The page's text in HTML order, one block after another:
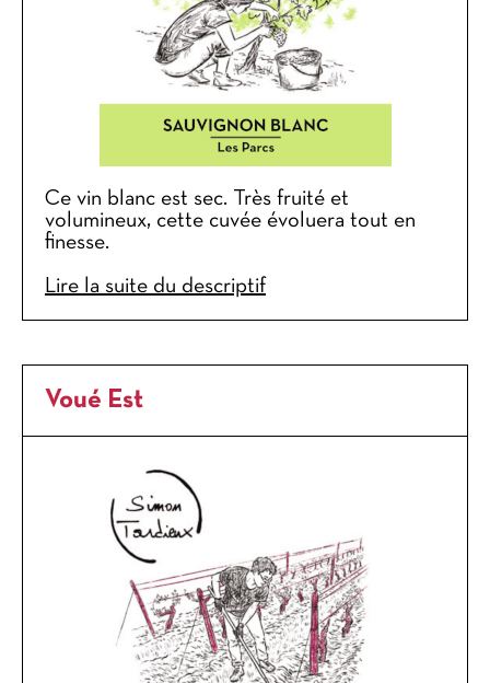
Ce vin blanc est sec. Très fruité et
volumineux, cette cuvée évoluera tout en
finesse.
Lire la suite du descriptif
Voué Est